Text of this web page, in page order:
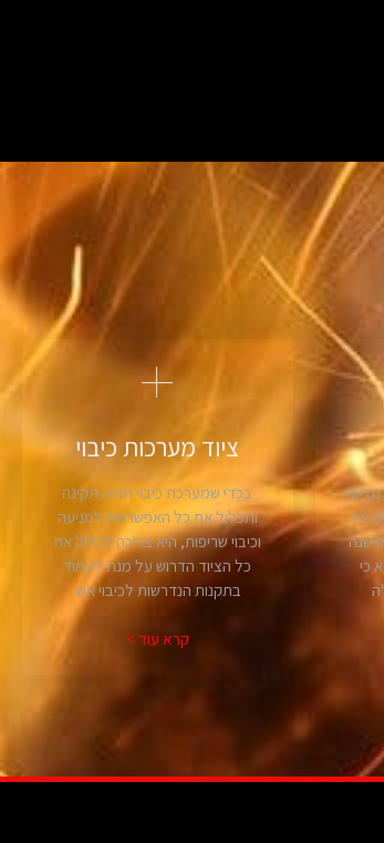
נייד
שנה
כי
ציוד מערכות כיבוי
בכדי שמערכת כיבוי תהיה תקינה
ותכלול את כל האפשרויות למניעה
וכיבוי שריפות, היא צריכה לכלול את
כל הציוד הדרוש על מנת לעמוד
בתקנות הנדרשות לכיבוי אש.
קרא עוד >